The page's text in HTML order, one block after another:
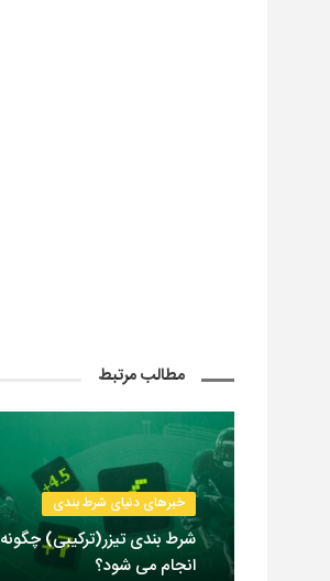
مطالب مرتبط
خبرهای دنیای شرط بندی
شرط بندی تیزر(ترکیبی) چگونه
انجام می شود؟